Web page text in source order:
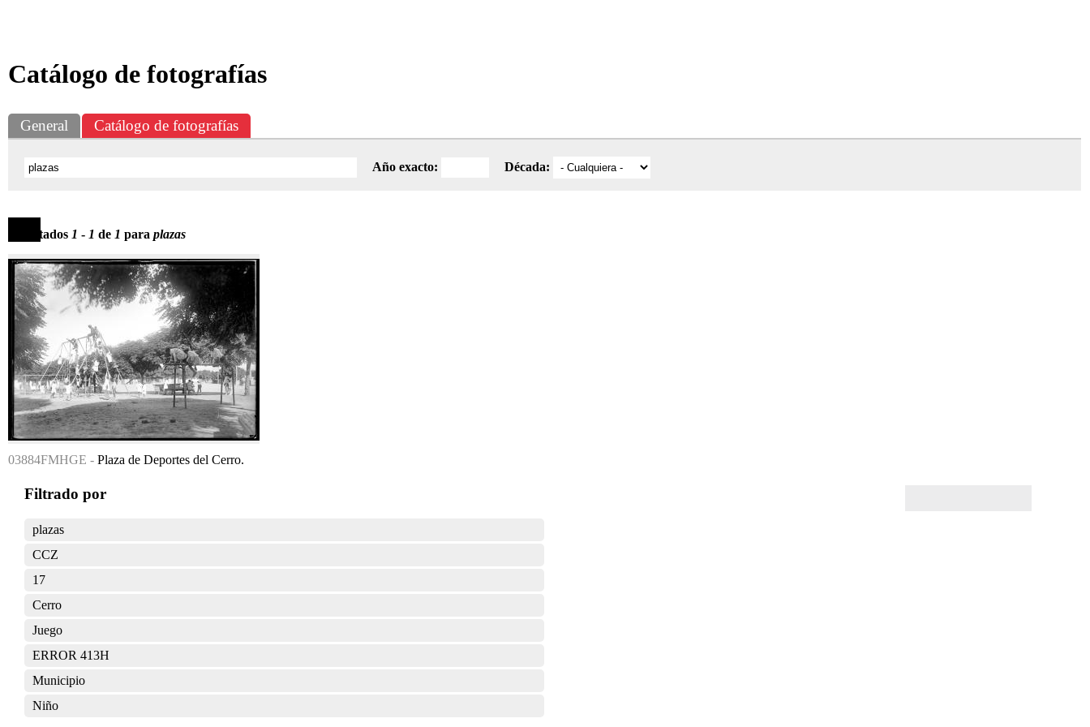
Catálogo de fotografías
General Catálogo de fotografías
Año exacto: Década:
Resultados 1 - 1 de 1 para plazas
03884FMHGE - Plaza de Deportes del Cerro.
Filtrado por
plazas
CCZ
17
Cerro
Juego
ERROR 413H
Municipio
Niño